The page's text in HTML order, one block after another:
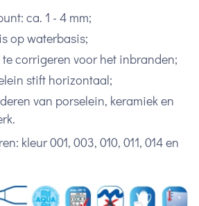
ca. 1 - 4 mm;
op waterbasis;
corrigeren voor het inbranden;
stift horizontaal;
van porselein, keramiek en
kleur 001, 003, 010, 011, 014 en